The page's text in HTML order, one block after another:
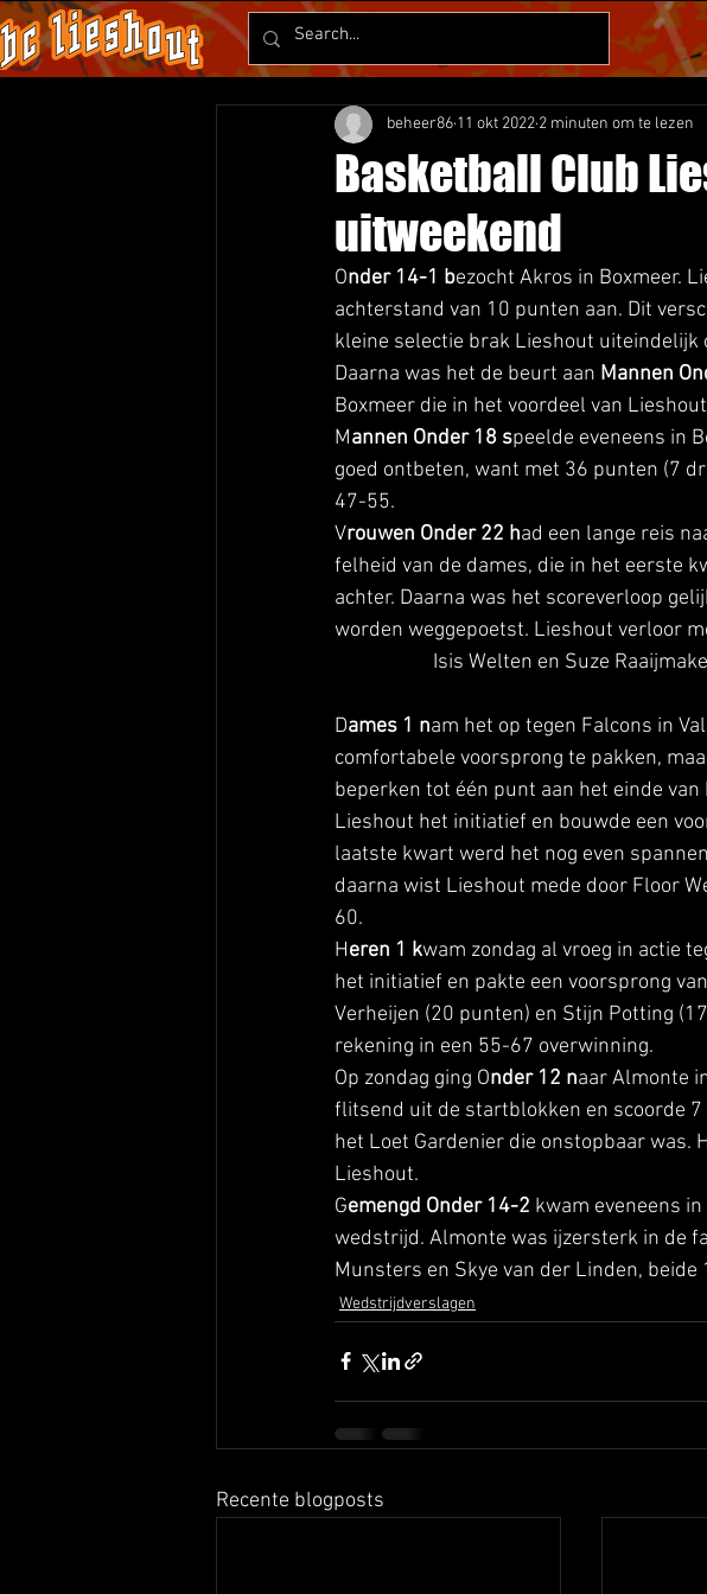
Basketball Club
uitweekend
beheer86 11 okt 2022 2 minuten om te lezen
Onder 14-1 bezocht Akros in Boxmeer.
achterstand van 10 punten aan. Dit
kleine selectie brak Lieshout uiteindelijk
Daarna was het de beurt aan Mannen
Boxmeer die in het voordeel van
Mannen Onder 18 speelde eveneens in
goed ontbeten, want met 36 punten (7
47-55.
Vrouwen Onder 22 had een lange reis
felheid van de dames, die in het eerste
achter. Daarna was het scoreverloop
worden weggepoetst. Lieshout verloor
Isis Welten en Suze
Dames 1 nam het op tegen Falcons in
comfortabele voorsprong te pakken,
beperken tot één punt aan het einde
Lieshout het initiatief en bouwde een
laatste kwart werd het nog even
daarna wist Lieshout mede door Floor
60.
Heren 1 kwam zondag al vroeg in actie
het initiatief en pakte een voorsprong
Verheijen (20 punten) en Stijn Potting
rekening in een 55-67 overwinning.
Op zondag ging Onder 12 naar Almonte
flitsend uit de startblokken en scoorde
het Loet Gardenier die onstopbaar was.
Lieshout.
Gemengd Onder 14-2 kwam eveneens
wedstrijd. Almonte was ijzersterk in de
Munsters en Skye van der Linden,
Wedstrijdverslagen
Recente blogposts